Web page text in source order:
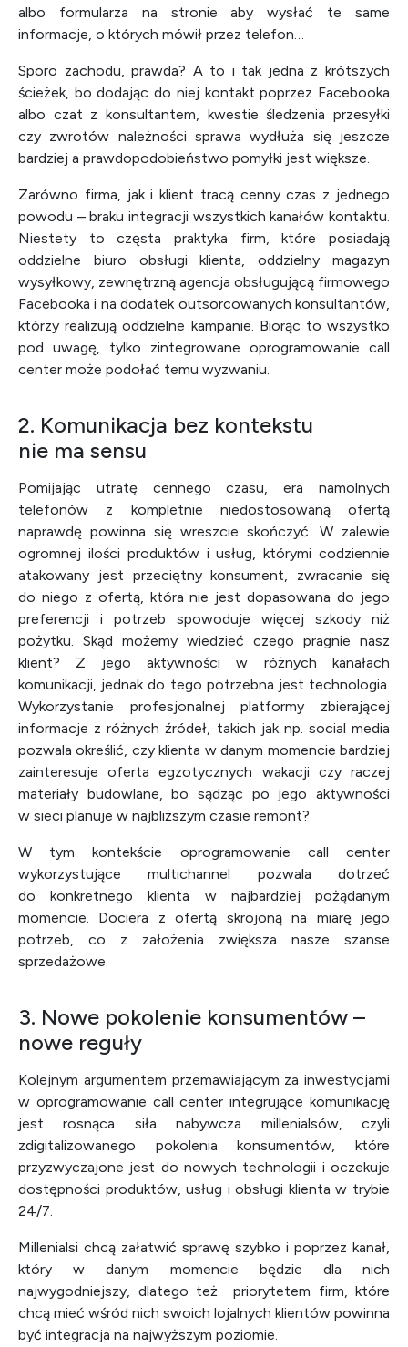
albo formularza na stronie aby wysłać te same
informacje, o których mówił przez telefon…
Sporo zachodu, prawda? A to i tak jedna z krótszych
ścieżek, bo dodając do niej kontakt poprzez Facebooka
albo czat z konsultantem, kwestie śledzenia przesyłki
czy zwrotów należności sprawa wydłuża się jeszcze
bardziej a prawdopodobieństwo pomyłki jest większe.
Zarówno firma, jak i klient tracą cenny czas z jednego
powodu – braku integracji wszystkich kanałów kontaktu.
Niestety to częsta praktyka firm, które posiadają
oddzielne biuro obsługi klienta, oddzielny magazyn
wysyłkowy, zewnętrzną agencja obsługującą firmowego
Facebooka i na dodatek outsorcowanych konsultantów,
którzy realizują oddzielne kampanie. Biorąc to wszystko
pod uwagę, tylko zintegrowane oprogramowanie call
center może podołać temu wyzwaniu.
2. Komunikacja bez kontekstu
nie ma sensu
Pomijając utratę cennego czasu, era namolnych
telefonów z kompletnie niedostosowaną ofertą
naprawdę powinna się wreszcie skończyć. W zalewie
ogromnej ilości produktów i usług, którymi codziennie
atakowany jest przeciętny konsument, zwracanie się
do niego z ofertą, która nie jest dopasowana do jego
preferencji i potrzeb spowoduje więcej szkody niż
pożytku. Skąd możemy wiedzieć czego pragnie nasz
klient? Z jego aktywności w różnych kanałach
komunikacji, jednak do tego potrzebna jest technologia.
Wykorzystanie profesjonalnej platformy zbierającej
informacje z różnych źródeł, takich jak np. social media
pozwala określić, czy klienta w danym momencie bardziej
zainteresuje oferta egzotycznych wakacji czy raczej
materiały budowlane, bo sądząc po jego aktywności
w sieci planuje w najbliższym czasie remont?
W tym kontekście oprogramowanie call center
wykorzystujące multichannel pozwala dotrzeć
do konkretnego klienta w najbardziej pożądanym
momencie. Dociera z ofertą skrojoną na miarę jego
potrzeb, co z założenia zwiększa nasze szanse
sprzedażowe.
3. Nowe pokolenie konsumentów –
nowe reguły
Kolejnym argumentem przemawiającym za inwestycjami
w oprogramowanie call center integrujące komunikację
jest rosnąca siła nabywcza millenialsów, czyli
zdigitalizowanego pokolenia konsumentów, które
przyzwyczajone jest do nowych technologii i oczekuje
dostępności produktów, usług i obsługi klienta w trybie
24/7.
Millenialsi chcą załatwić sprawę szybko i poprzez kanał,
który w danym momencie będzie dla nich
najwygodniejszy, dlatego też priorytetem firm, które
chcą mieć wśród nich swoich lojalnych klientów powinna
być integracja na najwyższym poziomie.